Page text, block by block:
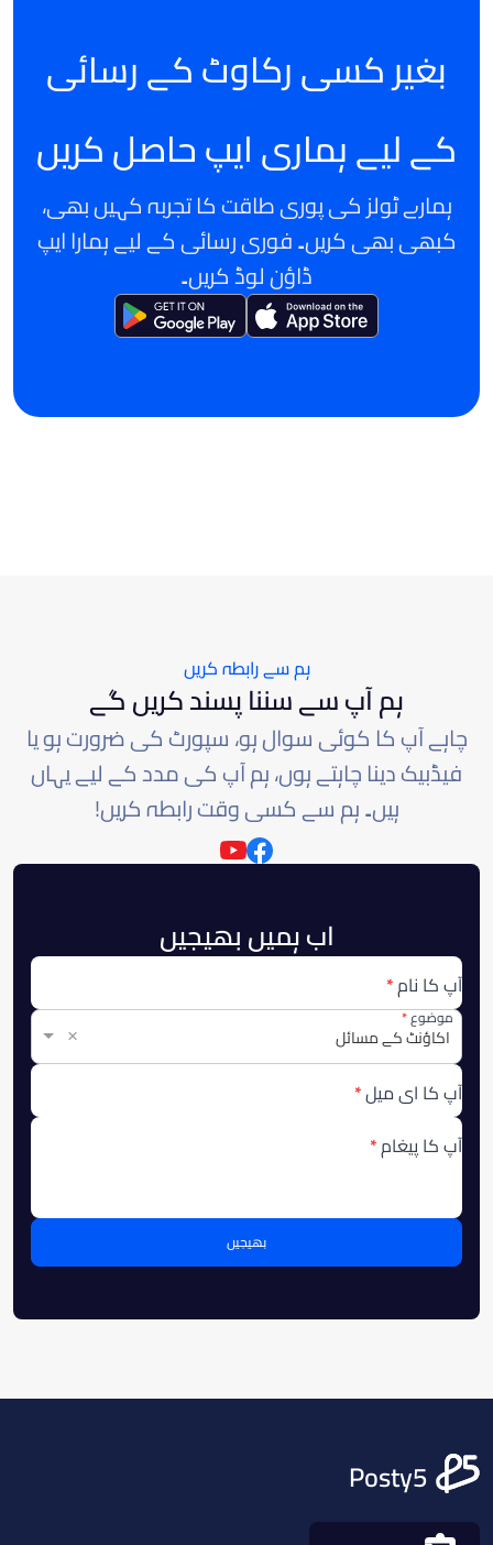
بغیر کسی رکاوٹ کے رسائی
کے لیے ہماری ایپ حاصل کریں
ہمارے ٹولز کی پوری طاقت کا تجربہ کہیں بھی،
کبھی بھی کریں۔ فوری رسائی کے لیے ہمارا ایپ
ڈاؤن لوڈ کریں۔
ہم سے رابطہ کریں
ہم آپ سے سننا پسند کریں گے
چاہے آپ کا کوئی سوال ہو، سپورٹ کی ضرورت ہو یا
فیڈبیک دینا چاہتے ہوں، ہم آپ کی مدد کے لیے یہاں
ہیں۔ ہم سے کسی وقت رابطہ کریں!
اب ہمیں بھیجیں
آپ کا نام
اکاؤنٹ کے مسائل × موضوع
آپ کا ای میل
آپ کا پیغام
بھیجیں
Posty5